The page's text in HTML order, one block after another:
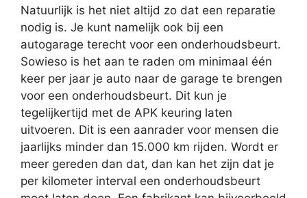
Natuurlijk is het niet altijd zo dat een reparatie
nodig is. Je kunt namelijk ook bij een
autogarage terecht voor een onderhoudsbeurt.
Sowieso is het aan te raden om minimaal één
keer per jaar je auto naar de garage te brengen
voor een onderhoudsbeurt. Dit kun je
tegelijkertijd met de APK keuring laten
uitvoeren. Dit is een aanrader voor mensen die
jaarlijks minder dan 15.000 km rijden. Wordt er
meer gereden dan dat, dan kan het zijn dat je
per kilometer interval een onderhoudsbeurt